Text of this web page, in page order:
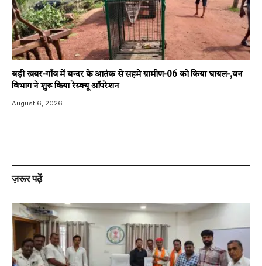
बड़ी खबर-गाँव में बन्दर के आतंक से सहमे ग्रामीण-06 को किया घायल-,वन
विभाग ने शुरू किया रेस्क्यू ऑपरेशन
August 6, 2026
ज़रूर पढ़ें